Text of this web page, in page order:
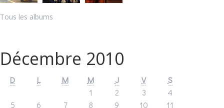
Tous les albums
Décembre 2010
D L M M J V
S
1
2 3
4
5
6 7 8 9 10 11